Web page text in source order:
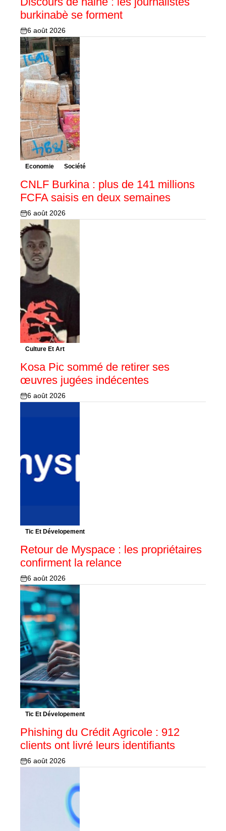
burkinabè se forment
6 août 2026
Economie Société
CNLF Burkina : plus de 141 millions
FCFA saisis en deux semaines
6 août 2026
Culture Et Art
Kosa Pic sommé de retirer ses
œuvres jugées indécentes
6 août 2026
Tic Et Dévelopement
Retour de Myspace : les propriétaires
confirment la relance
6 août 2026
Tic Et Dévelopement
Phishing du Crédit Agricole : 912
clients ont livré leurs identifiants
6 août 2026